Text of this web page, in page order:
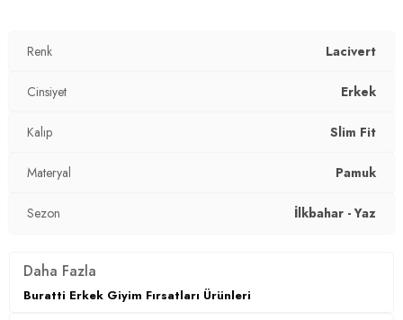
Renk Lacivert
Cinsiyet Erkek
Kalıp Slim Fit
Materyal Pamuk
Sezon İlkbahar - Yaz
Daha Fazla
Buratti Erkek Giyim Fırsatları Ürünleri